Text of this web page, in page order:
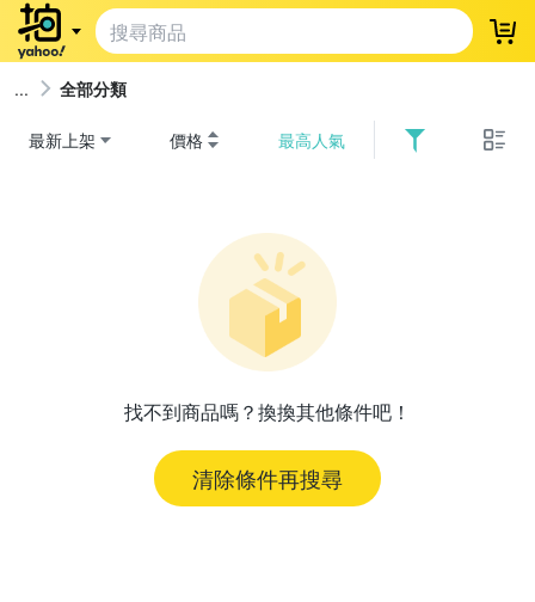
登
全部分類
最新上架 價格 最高人氣
找不到商品嗎？換換其他條件吧！
清除條件再搜尋